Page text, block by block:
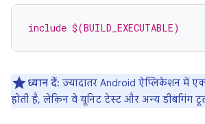
include $(BUILD_EXECUTABLE)
ध्यान दें: ज़्यादातर Android ऐप्लिकेशन में
होती है, लेकिन वे यूनिट टेस्ट और अन्य डीबगिंग